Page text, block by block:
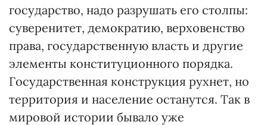
государство, надо разрушать его столпы:
суверенитет, демократию, верховенство
права, государственную власть и другие
элементы конституционного порядка.
Государственная конструкция рухнет, но
территория и население останутся. Так в
мировой истории бывало уже